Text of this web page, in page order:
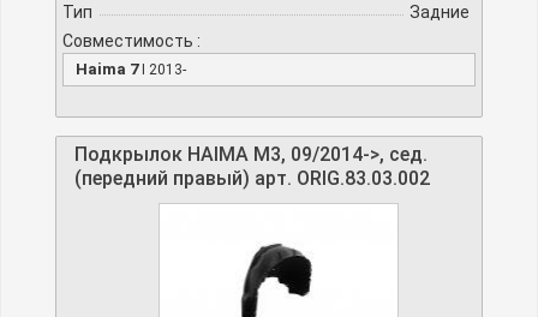
Тип
Задние
Совместимость :
Haima 7I 2013-
Подкрылок HAIMA M3, 09/2014->, сед.
(передний правый) арт. ORIG.83.03.002